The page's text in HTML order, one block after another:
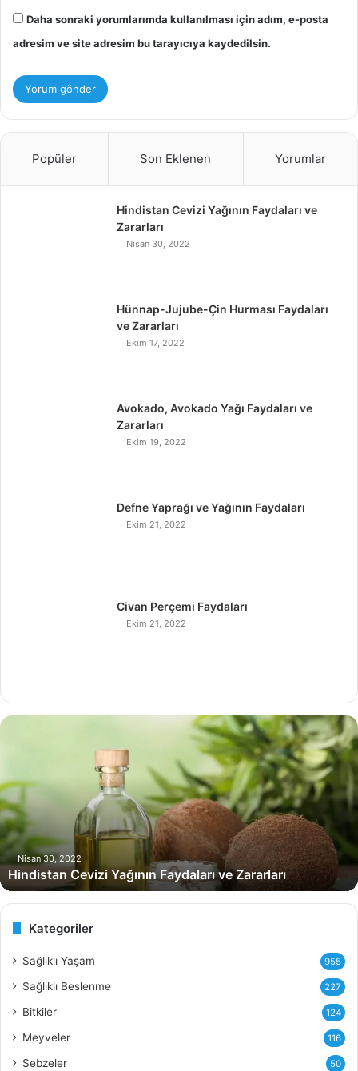
Daha sonraki yorumlarımda kullanılması için adım, e-posta
adresim ve site adresim bu tarayıcıya kaydedilsin.
Popüler Son Eklenen Yorumlar
Hindistan Cevizi Yağının Faydaları ve
Zararları
Nisan 30, 2022
Hünnap-Jujube-Çin Hurması Faydaları
ve Zararları
Ekim 17, 2022
Avokado, Avokado Yağı Faydaları ve
Zararları
Ekim 19, 2022
Defne Yaprağı ve Yağının Faydaları
Ekim 21, 2022
Civan Perçemi Faydaları
Ekim 21, 2022
H
i
s
t
a
e
Nisan 30, 2022
Hindistan Cevizi Yağının Faydaları ve Zararları
Kategoriler
Sağlıklı Yaşam 955
Sağlıklı Beslenme 227
Bitkiler 124
Meyveler 116
Sebzeler 50